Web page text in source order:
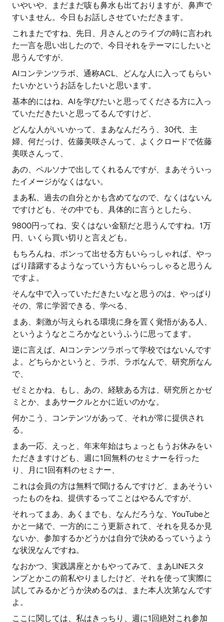
いやいや、まだまだ咳も鼻水も出ておりますが、鼻声で
すいません。今日もお話しさせていただきます。
これまたですね、先日、月さんとのライブの時に言われ
た一言を思い出したので、今日それをテーマにしたいと
思うんですが、
AIコンテンツラボ、通称ACL、どんな人に入ってもらい
たいかというお話をしたいと思います。
基本的にはね、AIを学びたいと思ってくださる方に入っ
ていただきたいと思ってるんですけど、
どんな人がいいかって、まあなんだろう、30代、主
婦、何だっけ、佐藤美咲さんって、よくクロードで佐藤
美咲さんって、
あの、ペルソナで出してくれるんですが、まあそういっ
たイメージがなくはない。
まあ私、過去の自分とかも含めてなので、なくはないん
ですけども、その中でも、具体的に言うとしたら、
9800円ってね、安くはない金額だと思うんですね。1万
円、いくら買い切りと言えども。
もちろんね、ポンって出せる方もいらっしゃれば、やっ
ぱり躊躇するようなっていう方もいらっしゃると思うん
ですよ。
そんな中で入っていただきたいなと思うのは、やっぱり
その、常に学習できる、学べる、
まあ、刺激が与えられる環境に身を置く覚悟がある人、
というようなところかなというふうに思ってます。
逆に言えば、AIコンテンツラボって学校ではないんです
よ。どちらかというと、ラボ、ラボなんで、研究所なん
で、
ゼミとかね、もし、あの、経験ある方は、研究所とかゼ
ミとか、まあサークルとかに近いのかな。
何かこう、コンテンツがあって、それが常に提供され
る。
まあ一応、えっと、年末年始はちょっともうお休みをい
ただきますけども、週に1回無料のセミナーを行った
り、月に1回有料のセミナー、
これは会員の方は無料で聞けるんですけど、まあそうい
ったものをね、提供するってことはやるんですが、
それってまあ、あくまでも、なんだろうな、YouTubeと
かと一緒で、一方的にこう更新されて、それを見るか見
ないか、参加するかどうかは自分で決めるっていうよう
な状況なんですね。
なおかつ、実践講座とかもやってみて、まあLINEスタ
ンプとかこの前私やりましたけど、それを使って実際に
試してみるかどうか決めるのは、また本人次第なんです
よ。
ここに関しては、私はきっちり、週に1回絶対これ参加